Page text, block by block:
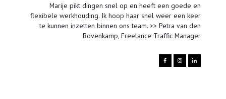
Marije pikt dingen snel op en heeft een goede en
flexibele werkhouding. Ik hoop haar snel weer een keer
te kunnen inzetten binnen ons team. >> Petra van den
Bovenkamp, Freelance Traffic Manager
  